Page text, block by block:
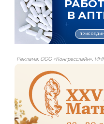
Реклама: ООО «Конгресслайн»,